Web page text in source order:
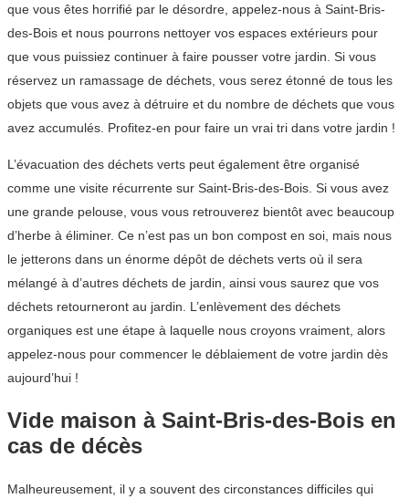
que vous êtes horrifié par le désordre, appelez-nous à Saint-Bris-
des-Bois et nous pourrons nettoyer vos espaces extérieurs pour
que vous puissiez continuer à faire pousser votre jardin. Si vous
réservez un ramassage de déchets, vous serez étonné de tous les
objets que vous avez à détruire et du nombre de déchets que vous
avez accumulés. Profitez-en pour faire un vrai tri dans votre jardin !
L’évacuation des déchets verts peut également être organisé
comme une visite récurrente sur Saint-Bris-des-Bois. Si vous avez
une grande pelouse, vous vous retrouverez bientôt avec beaucoup
d’herbe à éliminer. Ce n’est pas un bon compost en soi, mais nous
le jetterons dans un énorme dépôt de déchets verts où il sera
mélangé à d’autres déchets de jardin, ainsi vous saurez que vos
déchets retourneront au jardin. L’enlèvement des déchets
organiques est une étape à laquelle nous croyons vraiment, alors
appelez-nous pour commencer le déblaiement de votre jardin dès
aujourd’hui !
Vide maison à Saint-Bris-des-Bois en
cas de décès
Malheureusement, il y a souvent des circonstances difficiles qui